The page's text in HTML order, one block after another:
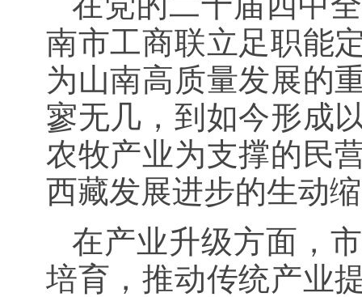
南市工商联立足职能
为山南高质量发展的
寥无几，到如今形成
农牧产业为支撑的民
西藏发展进步的生动
在产业升级方面，
培育，推动传统产业